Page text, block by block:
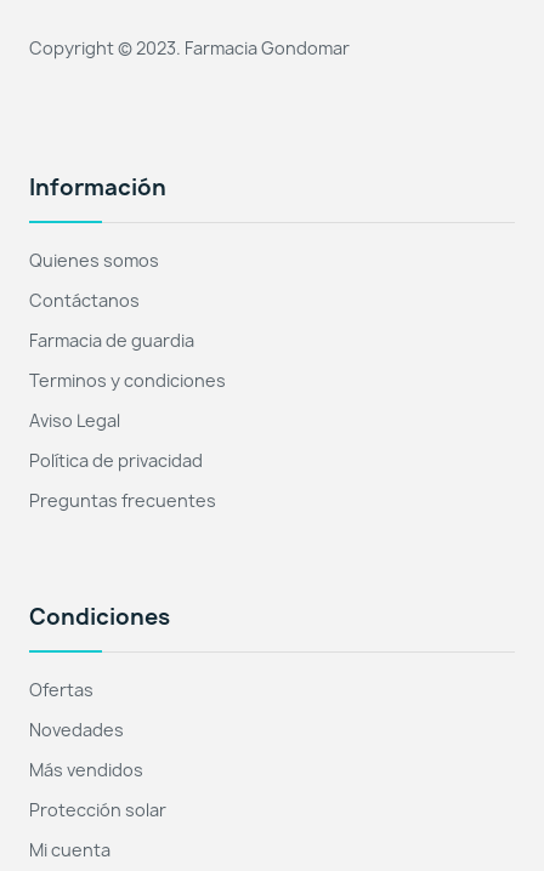
Copyright © 2023. Farmacia Gondomar
Información
Quienes somos
Contáctanos
Farmacia de guardia
Terminos y condiciones
Aviso Legal
Política de privacidad
Preguntas frecuentes
Condiciones
Ofertas
Novedades
Más vendidos
Protección solar
Mi cuenta